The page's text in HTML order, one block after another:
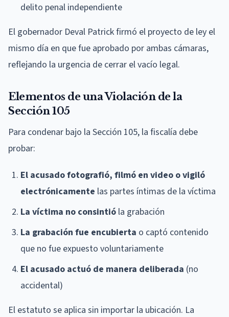
delito penal independiente
El gobernador Deval Patrick firmó el proyecto de ley el
mismo día en que fue aprobado por ambas cámaras,
reflejando la urgencia de cerrar el vacío legal.
Elementos de una Violación de la
Sección 105
Para condenar bajo la Sección 105, la fiscalía debe
probar:
El acusado fotografió, filmó en video o vigiló
electrónicamente las partes íntimas de la víctima
La víctima no consintió la grabación
La grabación fue encubierta o captó contenido
que no fue expuesto voluntariamente
El acusado actuó de manera deliberada (no
accidental)
El estatuto se aplica sin importar la ubicación. La